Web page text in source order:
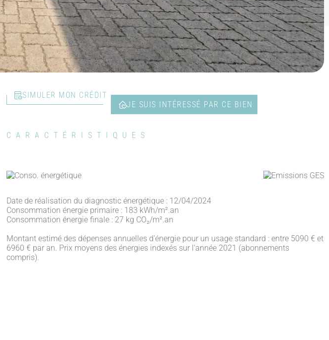
SIMULER MON CRÉDIT
JE SUIS INTÉRESSÉ PAR CE BIEN
CARACTÉRISTIQUES
Date de réalisation du diagnostic énergétique : 12/04/2024
Consommation énergie primaire : 183 kWh/m².an
Consommation énergie finale : 27 kg CO₂/m².an
Montant estimé des dépenses annuelles d'énergie pour un usage standard : entre 5090 € et
6960 € par an. Prix moyens des énergies indexés sur l'année 2021 (abonnements
compris).